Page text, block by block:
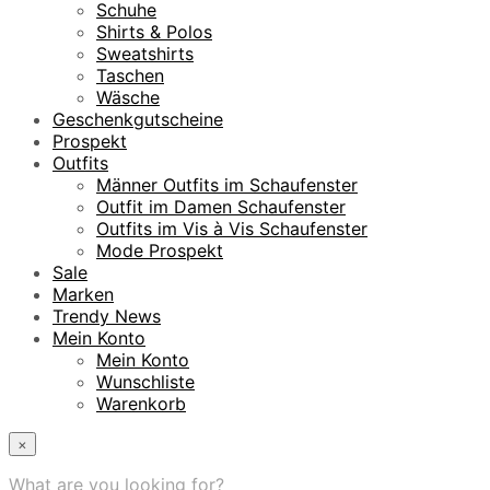
Schuhe
Shirts & Polos
Sweatshirts
Taschen
Wäsche
Geschenkgutscheine
Prospekt
Outfits
Männer Outfits im Schaufenster
Outfit im Damen Schaufenster
Outfits im Vis à Vis Schaufenster
Mode Prospekt
Sale
Marken
Trendy News
Mein Konto
Mein Konto
Wunschliste
Warenkorb
×
What are you looking for?